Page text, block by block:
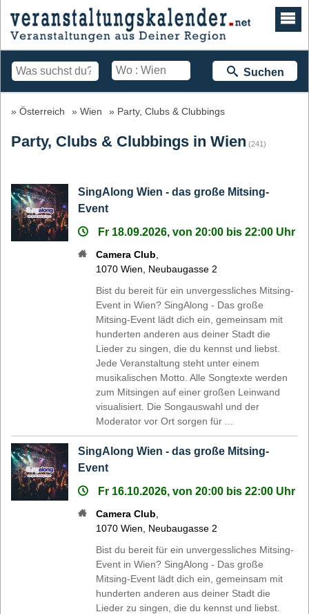
Suchen
Österreich Wien Party, Clubs & Clubbings
Party, Clubs & Clubbings in Wien (241)
SingAlong Wien - das große Mitsing-
Event
Fr 18.09.2026, von 20:00 bis 22:00 Uhr
Camera Club
1070 Wien
Neubaugasse 2
Bist du bereit für ein unvergessliches Mitsing-
Event in Wien? SingAlong - Das große
Mitsing-Event lädt dich ein, gemeinsam mit
hunderten anderen aus deiner Stadt die
Lieder zu singen, die du kennst und liebst.
Jede Veranstaltung steht unter einem
musikalischen Motto. Alle Songtexte werden
zum Mitsingen auf einer großen Leinwand
visualisiert. Die Songauswahl und der
Moderator vor Ort sorgen für ...
SingAlong Wien - das große Mitsing-
Event
Fr 16.10.2026, von 20:00 bis 22:00 Uhr
Camera Club
1070 Wien
Neubaugasse 2
Bist du bereit für ein unvergessliches Mitsing-
Event in Wien? SingAlong - Das große
Mitsing-Event lädt dich ein, gemeinsam mit
hunderten anderen aus deiner Stadt die
Lieder zu singen, die du kennst und liebst.